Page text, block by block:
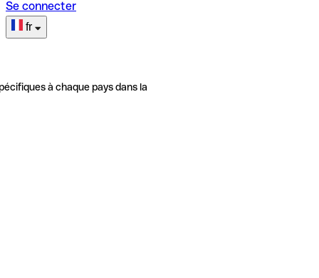
Se connecter
fr
à chaque pays dans la